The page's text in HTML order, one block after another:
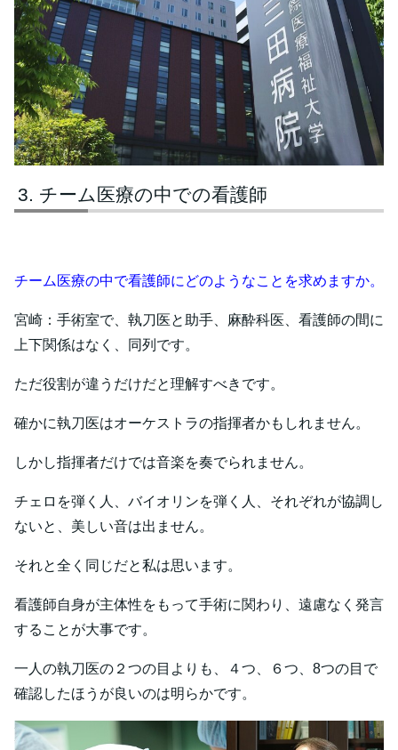
チーム医療の中での看護師
チーム医療の中で看護師にどのようなことを求めますか。
宮崎：手術室で、執刀医と助手、麻酔科医、看護師の間に
上下関係はなく、同列です。
ただ役割が違うだけだと理解すべきです。
確かに執刀医はオーケストラの指揮者かもしれません。
しかし指揮者だけでは音楽を奏でられません。
チェロを弾く人、バイオリンを弾く人、それぞれが協調し
ないと、美しい音は出ません。
それと全く同じだと私は思います。
看護師自身が主体性をもって手術に関わり、遠慮なく発言
することが大事です。
一人の執刀医の２つの目よりも、４つ、６つ、8つの目で
確認したほうが良いのは明らかです。